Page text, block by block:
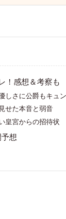
！感想＆考察も
しさに公爵もキュ
せた本音と弱音
皇宮からの招待状
想